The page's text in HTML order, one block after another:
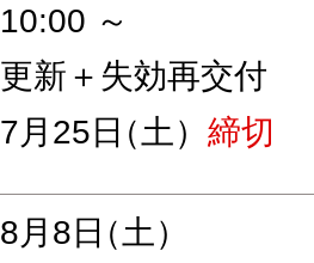
10:00 ～
更新＋失効再交付
7月25日（土） 締切
8月8日（土）